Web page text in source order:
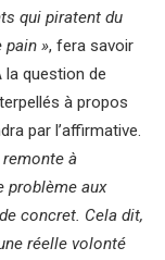
qui piratent du
pain », fera savoir
question de
à propos
par l’affirmative.
à
problème aux
concret. Cela dit,
réelle volonté